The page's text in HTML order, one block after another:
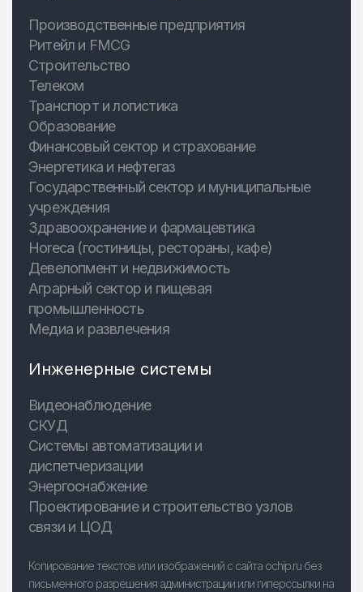
Производственные предприятия
Ритейл и FMCG
Строительство
Телеком
Транспорт и логистика
Образование
Финансовый сектор и страхование
Энергетика и нефтегаз
Государственный сектор и муниципальные
учреждения
Здравоохранение и фармацевтика
Horeca (гостиницы, рестораны, кафе)
Девелопмент и недвижимость
Аграрный сектор и пищевая
промышленность
Медиа и развлечения
Инженерные системы
Видеонаблюдение
СКУД
Системы автоматизации и
диспетчеризации
Энергоснабжение
Проектирование и строительство узлов
связи и ЦОД
Копирование текстов или изображений с сайта ochip.ru без
письменного разрешения администрации или гиперссылки на